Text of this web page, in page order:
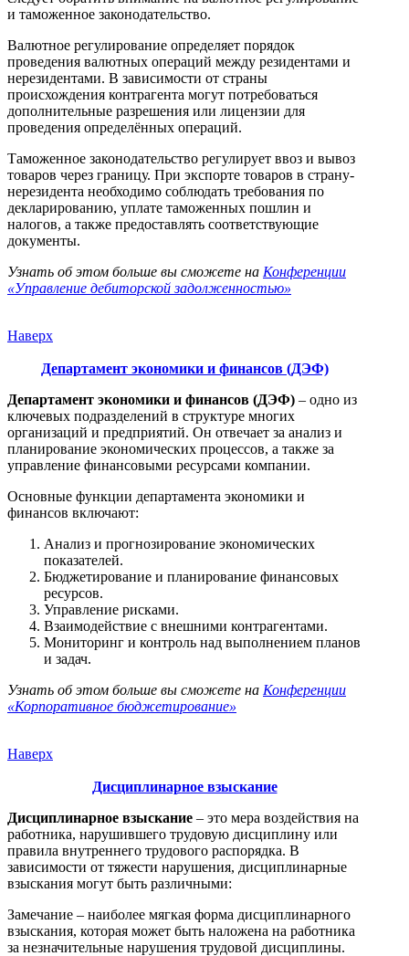
и таможенное законодательство.
Валютное регулирование определяет порядок
проведения валютных операций между резидентами и
нерезидентами. В зависимости от страны
происхождения контрагента могут потребоваться
дополнительные разрешения или лицензии для
проведения определённых операций.
Таможенное законодательство регулирует ввоз и вывоз
товаров через границу. При экспорте товаров в страну-
нерезидента необходимо соблюдать требования по
декларированию, уплате таможенных пошлин и
налогов, а также предоставлять соответствующие
документы.
Узнать об этом больше вы сможете на Конференции
«Управление дебиторской задолженностью»
Наверх
Департамент экономики и финансов (ДЭФ)
Департамент экономики и финансов (ДЭФ) – одно из
ключевых подразделений в структуре многих
организаций и предприятий. Он отвечает за анализ и
планирование экономических процессов, а также за
управление финансовыми ресурсами компании.
Основные функции департамента экономики и
финансов включают:
Анализ и прогнозирование экономических
показателей.
Бюджетирование и планирование финансовых
ресурсов.
Управление рисками.
Взаимодействие с внешними контрагентами.
Мониторинг и контроль над выполнением планов
и задач.
Узнать об этом больше вы сможете на Конференции
«Корпоративное бюджетирование»
Наверх
Дисциплинарное взыскание
Дисциплинарное взыскание – это мера воздействия на
работника, нарушившего трудовую дисциплину или
правила внутреннего трудового распорядка. В
зависимости от тяжести нарушения, дисциплинарные
взыскания могут быть различными:
Замечание – наиболее мягкая форма дисциплинарного
взыскания, которая может быть наложена на работника
за незначительные нарушения трудовой дисциплины.